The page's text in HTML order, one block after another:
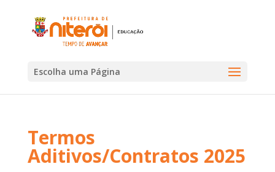
Escolha uma Página
Termos
Aditivos/Contratos 2025